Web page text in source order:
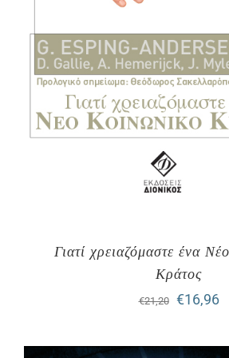
Γιατί χρειαζόμαστε ένα
Κράτος
€21,20
Original
€16,96Η